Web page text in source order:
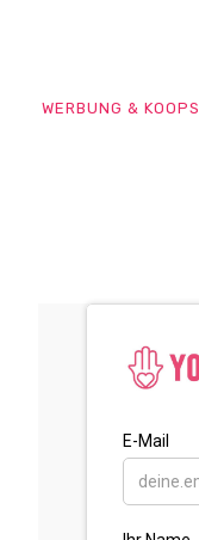
WERBUNG & KOOPS